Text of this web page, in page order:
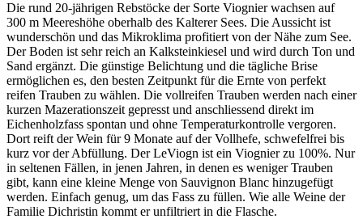
Die rund 20-jährigen Rebstöcke der Sorte Viognier wachsen auf
300 m Meereshöhe oberhalb des Kalterer Sees. Die Aussicht ist
wunderschön und das Mikroklima profitiert von der Nähe zum See.
Der Boden ist sehr reich an Kalksteinkiesel und wird durch Ton und
Sand ergänzt. Die günstige Belichtung und die tägliche Brise
ermöglichen es, den besten Zeitpunkt für die Ernte von perfekt
reifen Trauben zu wählen. Die vollreifen Trauben werden nach einer
kurzen Mazerationszeit gepresst und anschliessend direkt im
Eichenholzfass spontan und ohne Temperaturkontrolle vergoren.
Dort reift der Wein für 9 Monate auf der Vollhefe, schwefelfrei bis
kurz vor der Abfüllung. Der LeViogn ist ein Viognier zu 100%. Nur
in seltenen Fällen, in jenen Jahren, in denen es weniger Trauben
gibt, kann eine kleine Menge von Sauvignon Blanc hinzugefügt
werden. Einfach genug, um das Fass zu füllen. Wie alle Weine der
Familie Dichristin kommt er unfiltriert in die Flasche.